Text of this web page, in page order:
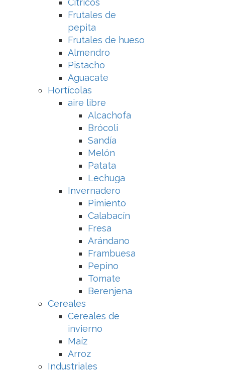
Cítricos
Frutales de
pepita
Frutales de hueso
Almendro
Pistacho
Aguacate
Hortícolas
aire libre
Alcachofa
Brócoli
Sandía
Melón
Patata
Lechuga
Invernadero
Pimiento
Calabacín
Fresa
Arándano
Frambuesa
Pepino
Tomate
Berenjena
Cereales
Cereales de
invierno
Maíz
Arroz
Industriales